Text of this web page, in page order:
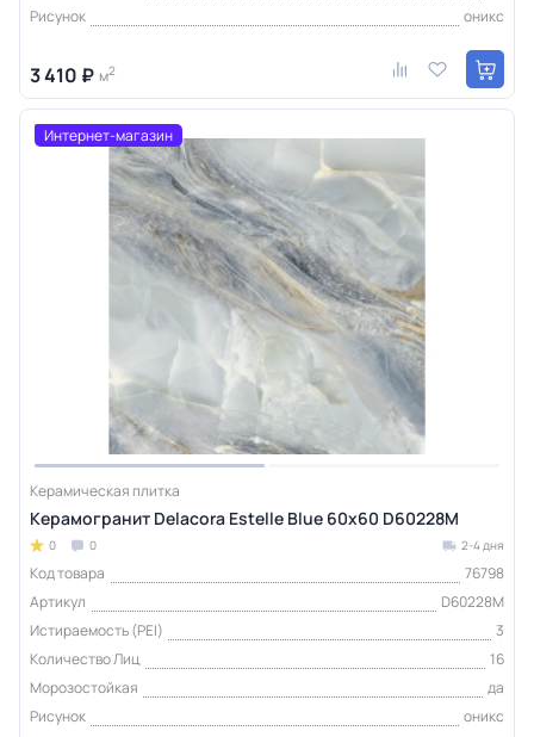
Рисунок
оникс
3 410 ₽ м2
Интернет-магазин
Керамическая плитка
Керамогранит Delacora Estelle Blue 60х60 D60228M
0 0 2-4 дня
Код товара
76798
Артикул
D60228M
Истираемость (PEI)
3
Количество Лиц
16
Морозостойкая
да
Рисунок
оникс